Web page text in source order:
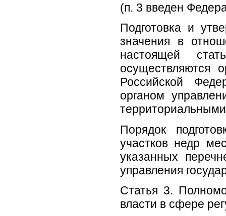
(п. 3 введен
Подготовка и
значения в
настоящей
осуществляются
Российской
органом
Порядок
участков недр
указанных
управления
Статья 3.
власти в сфере